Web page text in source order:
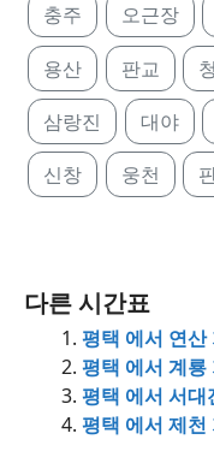
충주 오근장
용산 판교
삼랑진 대야
신창 웅천
다른 시간표
평택 에서 연산
평택 에서 계룡
평택 에서 서대
평택 에서 제천